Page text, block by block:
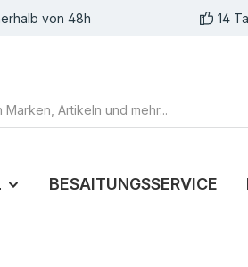
von 48h 14
BESAITUNGSSERVICE